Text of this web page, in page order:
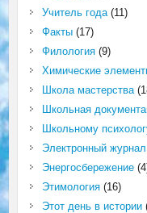
Учитель года(11)
Факты(17)
Филология(9)
Химические
Школа мастерства
Школьная
Школьному
Электронный журнал
Энергосбережение
Этимология(16)
Этот день в истории